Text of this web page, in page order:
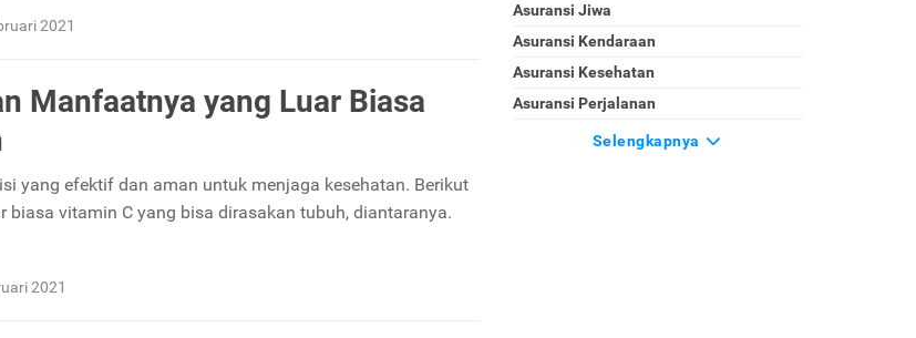
2021
Manfaatnya yang Luar Biasa
yang efektif dan aman untuk menjaga kesehatan. Berikut
biasa vitamin C yang bisa dirasakan tubuh, diantaranya.
2021
Asuransi Jiwa
Asuransi Kendaraan
Asuransi Kesehatan
Asuransi Perjalanan
Selengkapnya